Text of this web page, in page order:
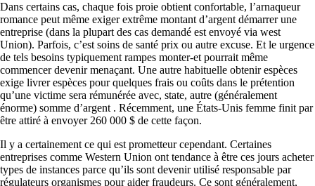
Dans certains cas, chaque fois proie obtient confortable, l’arnaqueur
romance peut même exiger extrême montant d’argent démarrer une
entreprise (dans la plupart des cas demandé est envoyé via west
Union). Parfois, c’est soins de santé prix ou autre excuse. Et le urgence
de tels besoins typiquement rampes monter-et pourrait même
commencer devenir menaçant. Une autre habituelle obtenir espèces
exige livrer espèces pour quelques frais ou coûts dans le prétention
qu’une victime sera rémunérée avec, state, autre (généralement
énorme) somme d’argent . Récemment, une États-Unis femme finit par
être attiré à envoyer 260 000 $ de cette façon.
Il y a certainement ce qui est prometteur cependant. Certaines
entreprises comme Western Union ont tendance à être ces jours acheter
types de instances parce qu’ils sont devenir utilisé responsable par
régulateurs organismes pour aider fraudeurs. Ce sont généralement,